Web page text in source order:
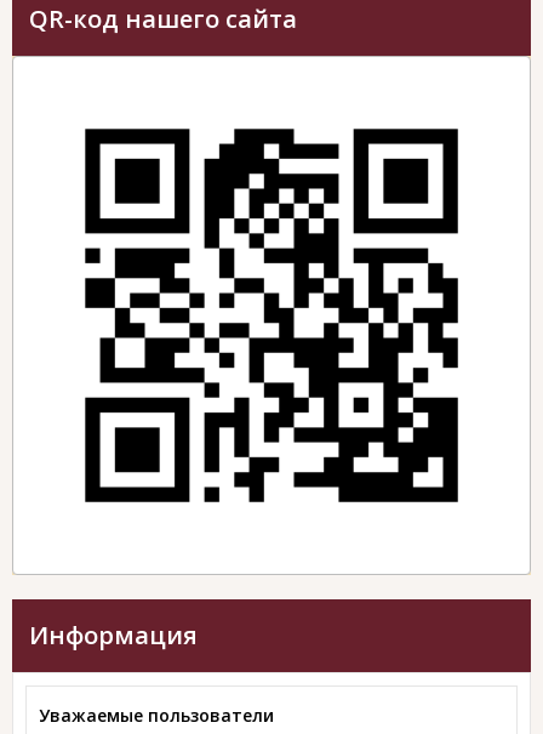
QR-код нашего сайта
Информация
Уважаемые пользователи